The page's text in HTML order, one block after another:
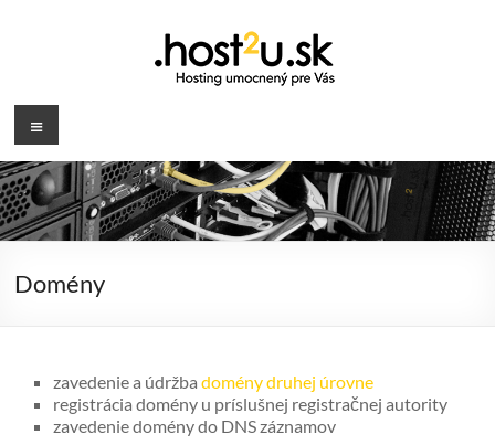
.host2u.sk
Hosting
umocnený
pre
Vás
Menu
Domény
zavedenie a údržbadomény druhej úrovne
registrácia domény u príslušnej registračnej autority
zavedenie domény do DNS záznamov